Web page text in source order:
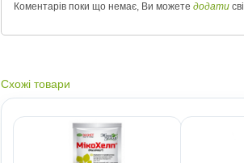
Коментарів поки що немає, Ви можете додати
Схожі товари